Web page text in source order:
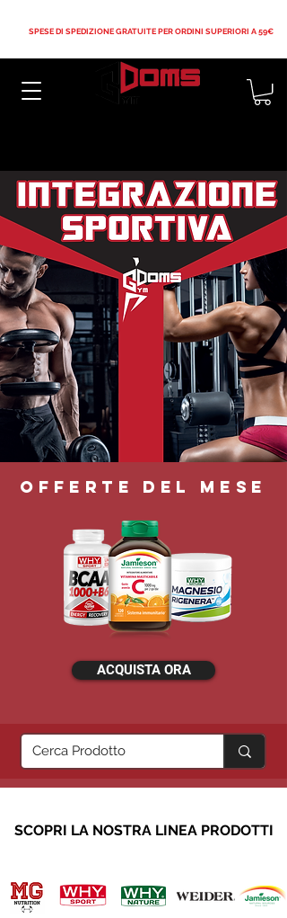
SPESE DI SPEDIZIONE GRATUITE PER ORDINI SUPERIORI A 59€
OFFERTE DEL MESE
ACQUISTA ORA
SCOPRI LA NOSTRA LINEA PRODOTTI